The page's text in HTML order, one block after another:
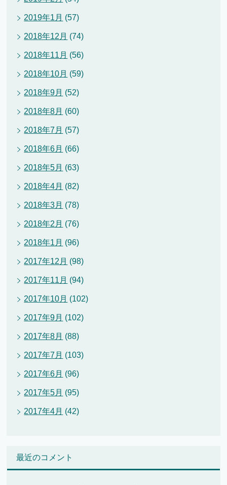
2019年1月 (57)
2018年12月 (74)
2018年11月 (56)
2018年10月 (59)
2018年9月 (52)
2018年8月 (60)
2018年7月 (57)
2018年6月 (66)
2018年5月 (63)
2018年4月 (82)
2018年3月 (78)
2018年2月 (76)
2018年1月 (96)
2017年12月 (98)
2017年11月 (94)
2017年10月 (102)
2017年9月 (102)
2017年8月 (88)
2017年7月 (103)
2017年6月 (96)
2017年5月 (95)
2017年4月 (42)
最近のコメント